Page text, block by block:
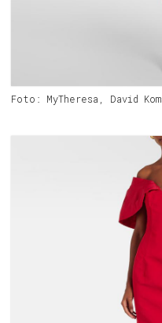
Foto: MyTheresa, David